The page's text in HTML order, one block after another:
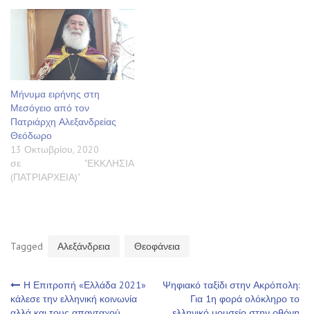
Μήνυμα ειρήνης στη
Μεσόγειο από τον
Πατριάρχη Αλεξανδρείας
Θεόδωρο
13 Οκτωβρίου, 2020
σε "ΕΚΚΛΗΣΙΑ
(ΠΑΤΡΙΑΡΧΕΙΑ)"
Tagged Αλεξάνδρεια Θεοφάνεια
Πλοήγηση
Η Επιτροπή «Ελλάδα 2021»
κάλεσε την ελληνική κοινωνία
Ψηφιακό ταξίδι στην Ακρόπολη:
Για 1η φορά ολόκληρο το